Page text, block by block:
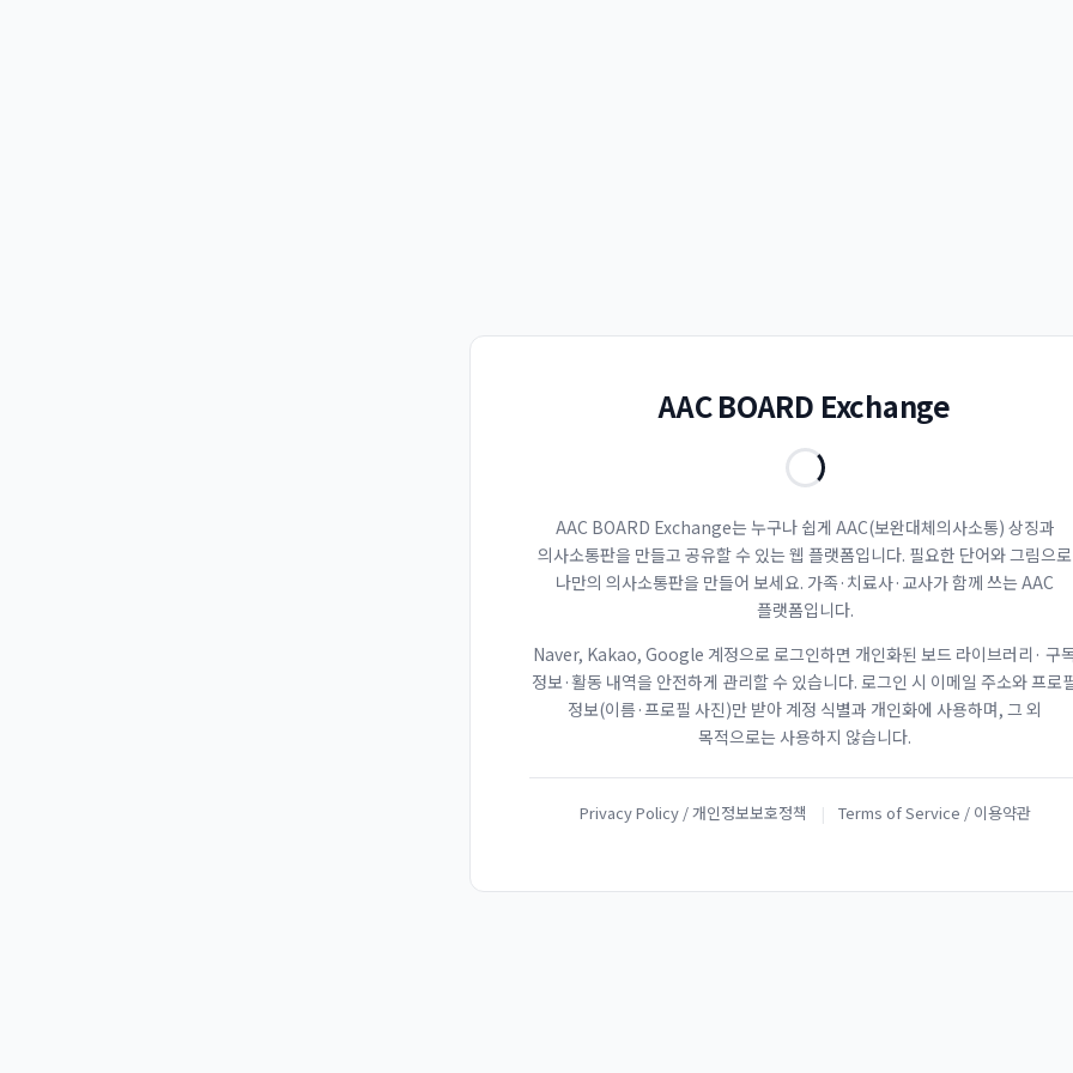
AAC BOARD Exchange
AAC BOARD Exchange는 누구나 쉽게 AAC(보완대체의사소통) 상징과
의사소통판을 만들고 공유할 수 있는 웹 플랫폼입니다. 필요한 단어와 그림으로
나만의 의사소통판을 만들어 보세요. 가족·치료사·교사가 함께 쓰는 AAC
플랫폼입니다.
Naver, Kakao, Google 계정으로 로그인하면 개인화된 보드 라이브러리· 구
정보·활동 내역을 안전하게 관리할 수 있습니다. 로그인 시 이메일 주소와 프로
정보(이름·프로필 사진)만 받아 계정 식별과 개인화에 사용하며, 그 외
목적으로는 사용하지 않습니다.
Privacy Policy / 개인정보보호정책 | Terms of Service / 이용약관